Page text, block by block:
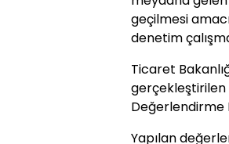
geçilmesi
denetim
Ticaret
gerçekleştirilen
Değerlendirme
Yapılan